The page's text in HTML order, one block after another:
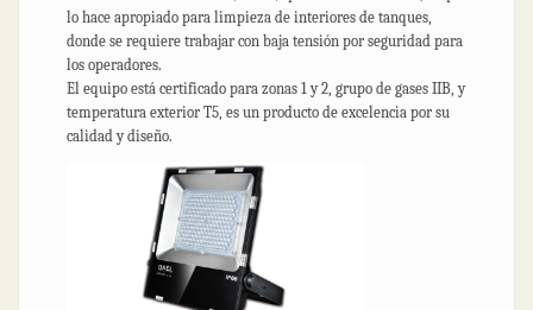
lo hace apropiado para limpieza de interiores de tanques,
donde se requiere trabajar con baja tensión por seguridad para
los operadores.
El equipo está certificado para zonas 1 y 2, grupo de gases IIB, y
temperatura exterior T5, es un producto de excelencia por su
calidad y diseño.